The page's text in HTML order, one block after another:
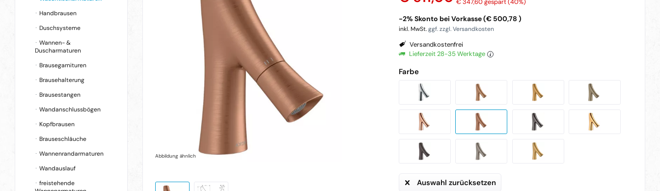
Handbrausen
Duschsysteme
Wannen- &
Duscharmaturen
Brausegarnituren
Brausehalterung
Brausestangen
Wandanschlussbögen
Kopfbrausen
Brauseschläuche
Wannenrandarmaturen
Wandauslauf
freistehende
Abbildung ähnlich
€ 347,60gespart (40%)
-2% Skonto bei Vorkasse (€ 500,78 )
inkl. MwSt.ggf. zzgl. Versandkosten
Versandkostenfrei
Lieferzeit 28-35 Werktage
Farbe
Auswahl zurücksetzen